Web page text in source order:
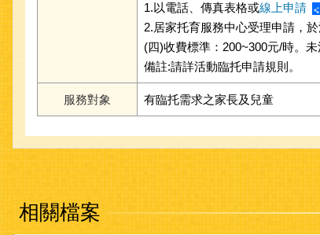
1.以電話、傳真表格或線上申請
2.居家托育服務中心受理申請，
(四)收費標準：200~300元/時。
備註:請詳活動臨托申請規則。
服務對象 有臨托需求之家長及兒童
相關檔案